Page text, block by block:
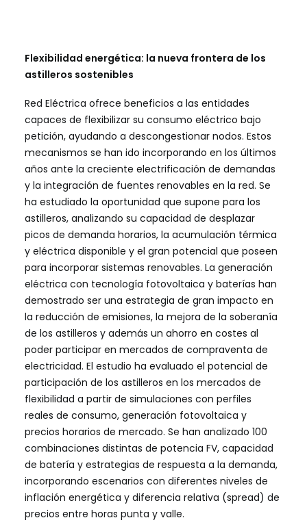
Flexibilidad energética: la nueva frontera de los
astilleros sostenibles
Red Eléctrica ofrece beneficios a las entidades
capaces de flexibilizar su consumo eléctrico bajo
petición, ayudando a descongestionar nodos. Estos
mecanismos se han ido incorporando en los últimos
años ante la creciente electrificación de demandas
y la integración de fuentes renovables en la red. Se
ha estudiado la oportunidad que supone para los
astilleros, analizando su capacidad de desplazar
picos de demanda horarios, la acumulación térmica
y eléctrica disponible y el gran potencial que poseen
para incorporar sistemas renovables. La generación
eléctrica con tecnología fotovoltaica y baterías han
demostrado ser una estrategia de gran impacto en
la reducción de emisiones, la mejora de la soberanía
de los astilleros y además un ahorro en costes al
poder participar en mercados de compraventa de
electricidad. El estudio ha evaluado el potencial de
participación de los astilleros en los mercados de
flexibilidad a partir de simulaciones con perfiles
reales de consumo, generación fotovoltaica y
precios horarios de mercado. Se han analizado 100
combinaciones distintas de potencia FV, capacidad
de batería y estrategias de respuesta a la demanda,
incorporando escenarios con diferentes niveles de
inflación energética y diferencia relativa (spread) de
precios entre horas punta y valle.